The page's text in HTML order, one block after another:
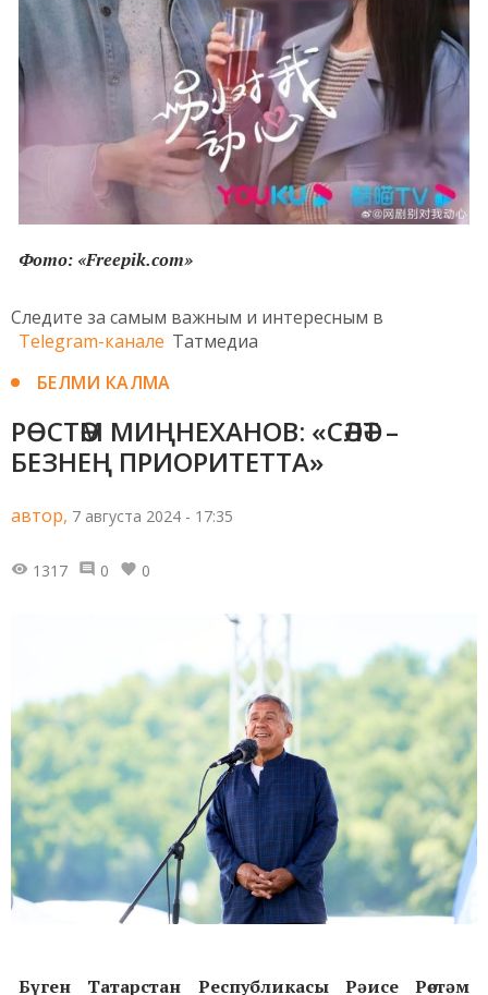
Фото: «Freepik.com»
Следите за самым важным и интересным в
Telegram-канале Татмедиа
БЕЛМИ КАЛМА
РӨСТӘМ МИҢНЕХАНОВ: «СӘЛӘТ –
БЕЗНЕҢ ПРИОРИТЕТТА»
автор, 7 августа 2024 - 17:35
1317 0 0
Бүген Татарстан Республикасы Рәисе Рөстәм